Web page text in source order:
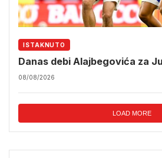
ISTAKNUTO
Danas debi Alajbegovića za
08/08/2026
LOAD MORE